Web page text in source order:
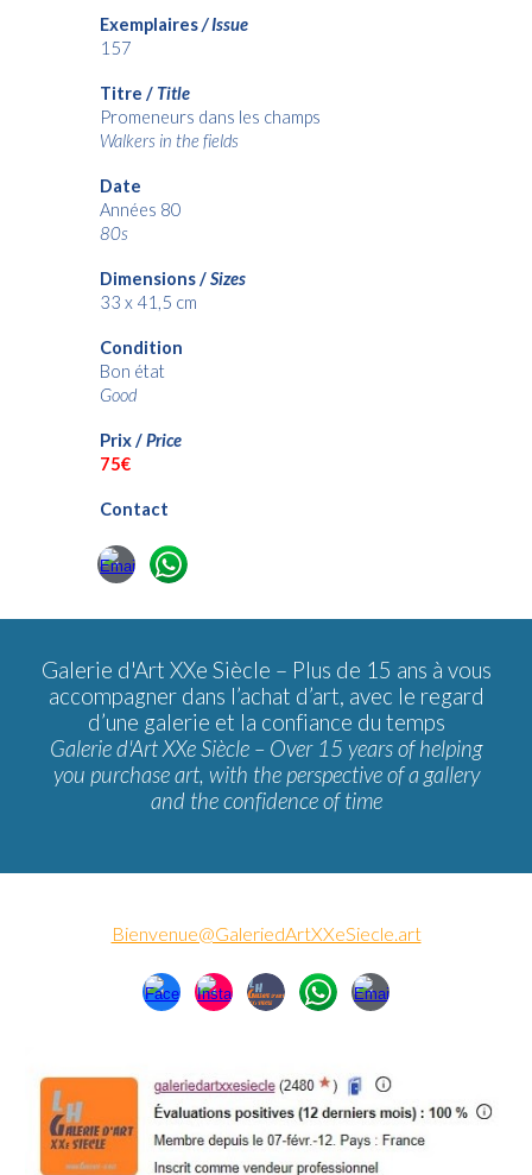
Exemplaires/ Issue
157
Titre / Title
Promeneurs dans les champs
Walkers in the fields
Date
Années 80
80s
Dimensions /Sizes
33 x 41,5 cm
Condition
Bon état
Good
Prix /Price
75€
Contact
Galerie d'Art XXe Siècle – Plus de 15 ans à vous
accompagner dans l’achat d’art, avec le regard
d’une galerie et la confiance du temps
Galerie d'Art XXe Siècle – Over 15 years of helping
you purchase art, with the perspective of a gallery
and the confidence of time
Bienvenue@GaleriedArtXXeSiecle.art